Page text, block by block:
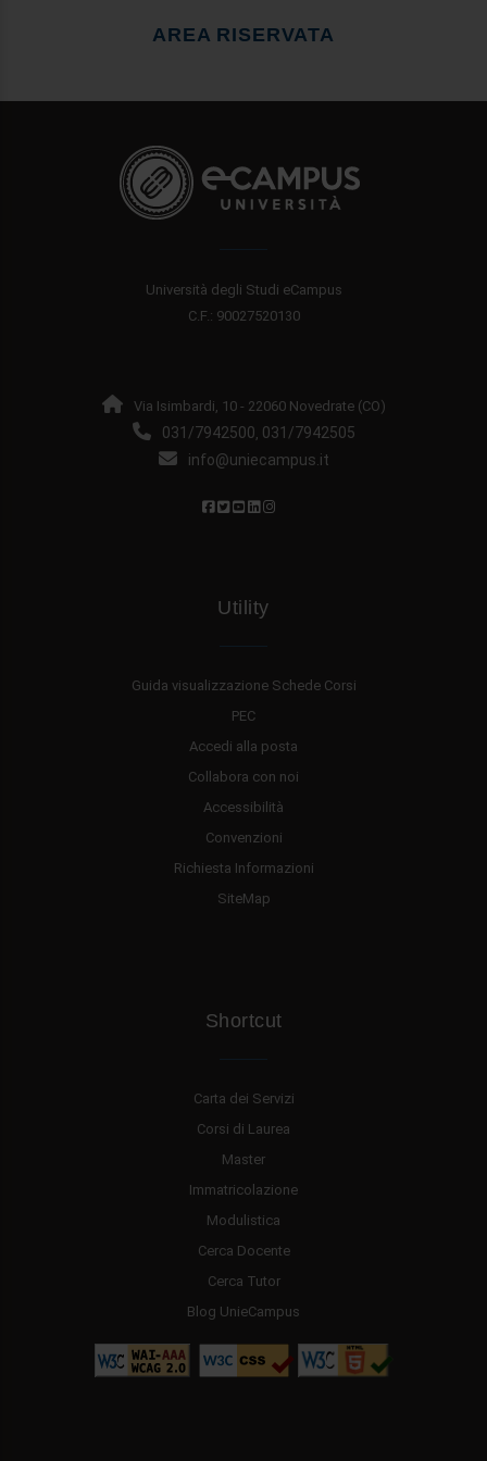
AREA RISERVATA
Università degli Studi eCampus
C.F.: 90027520130
Via Isimbardi, 10 - 22060 Novedrate (CO)
031/7942500, 031/7942505
info@uniecampus.it
Utility
Guida visualizzazione Schede Corsi
PEC
Accedi alla posta
Collabora con noi
Accessibilità
Convenzioni
Richiesta Informazioni
SiteMap
Shortcut
Carta dei Servizi
Corsi di Laurea
Master
Immatricolazione
Modulistica
Cerca Docente
Cerca Tutor
Blog UnieCampus